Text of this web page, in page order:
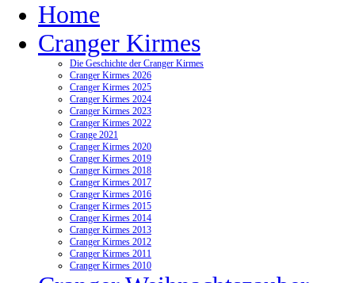
Home
Cranger Kirmes
Die Geschichte der Cranger Kirmes
Cranger Kirmes 2026
Cranger Kirmes 2025
Cranger Kirmes 2024
Cranger Kirmes 2023
Cranger Kirmes 2022
Crange 2021
Cranger Kirmes 2020
Cranger Kirmes 2019
Cranger Kirmes 2018
Cranger Kirmes 2017
Cranger Kirmes 2016
Cranger Kirmes 2015
Cranger Kirmes 2014
Cranger Kirmes 2013
Cranger Kirmes 2012
Cranger Kirmes 2011
Cranger Kirmes 2010